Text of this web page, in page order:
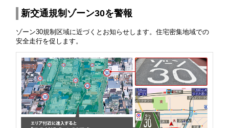
新交通規制ゾーン30を警報
ゾーン30規制区域に近づくとお知らせします。住宅密集地域での
安全走行を促します。